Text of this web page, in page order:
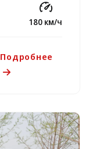
180 км/ч
Подробнее